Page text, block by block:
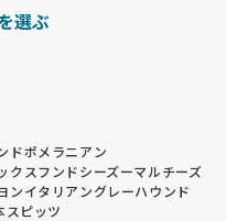
選ぶ
ドポメラニアン
クスフンドシーズーマルチーズ
ンイタリアングレーハウンド
スピッツ